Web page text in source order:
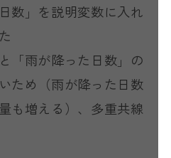
数」を説明変数に入れ
「雨が降った日数」の
ため（雨が降った日数
も増える）、多重共線